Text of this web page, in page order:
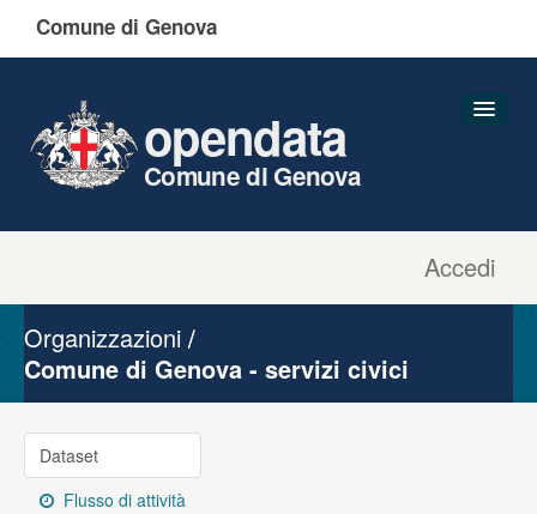
Comune di Genova
Accedi
opendata
Comune di Genova
Gruppi
Organizzazioni
Comune di Genova - servizi civici
Dataset
Flusso di attività